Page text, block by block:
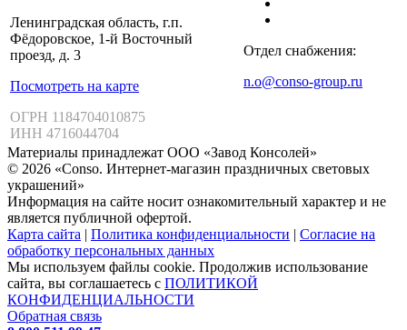
Ленинградская область, г.п.
Фёдоровское, 1-й Восточный
проезд, д. 3
Посмотреть на карте
ОГРН 1184704010875
ИНН 4716044704
Отдел снабжения:
n.o@conso-group.ru
Материалы принадлежат ООО «Завод Консолей»
© 2026 «Conso. Интернет-магазин праздничных световых
украшений»
Информация на сайте носит ознакомительный характер и не
является публичной офертой.
Карта сайта | Политика конфиденциальности | Согласие на
обработку персональных данных
Мы используем файлы cookie. Продолжив использование
сайта, вы соглашаетесь с ПОЛИТИКОЙ
КОНФИДЕНЦИАЛЬНОСТИ
Обратная связь